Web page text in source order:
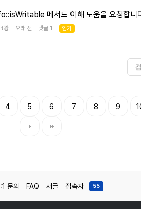
메서드 이해 도움을 요청합니
광 오래 전 댓글 1 인기
4 5 6 7 8 9
문의 FAQ 새글 접속자 55